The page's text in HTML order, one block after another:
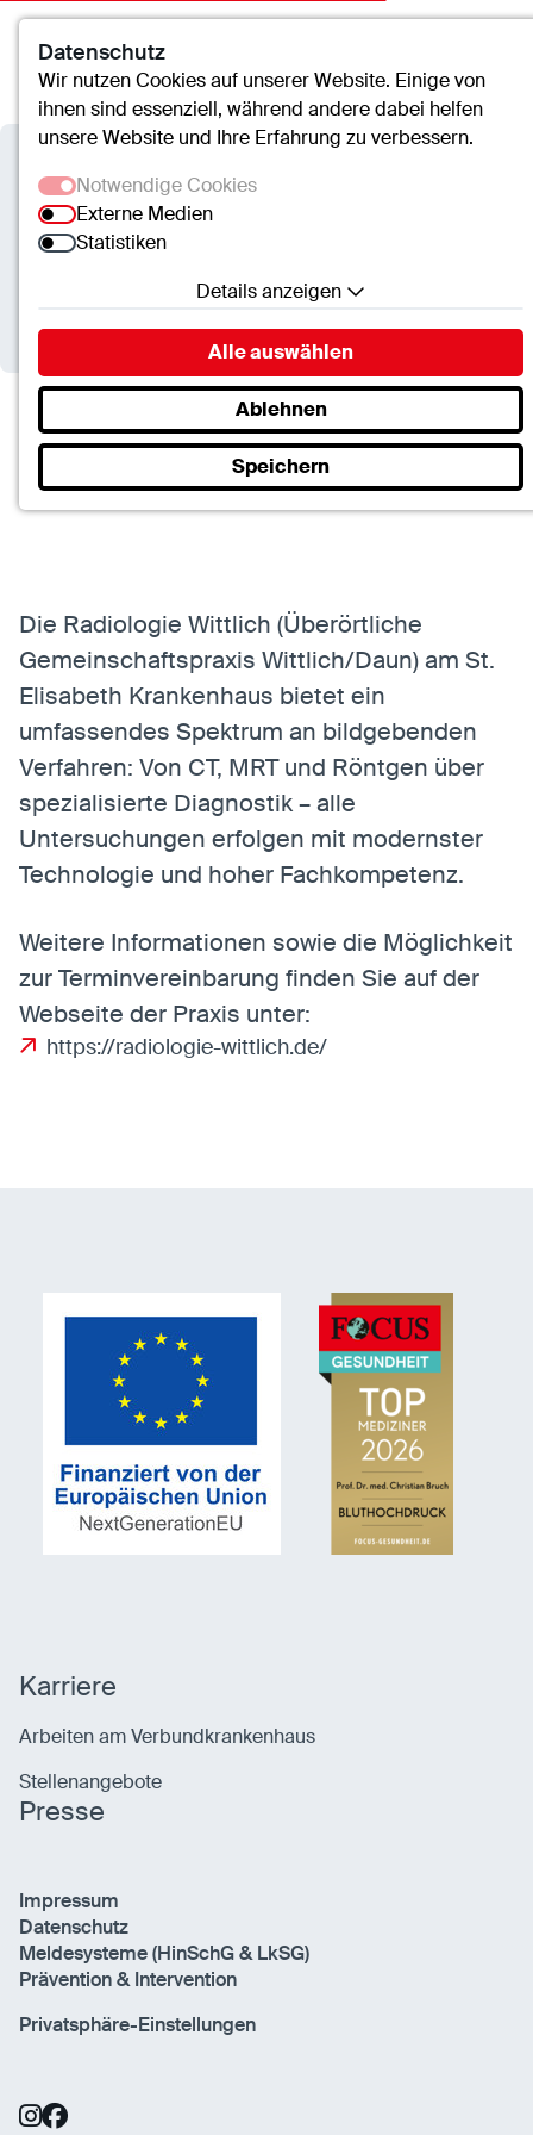
Kontakt Suche Menü
Radiologie (Praxis)
Verbundkrankenhaus
Bernkastel/Wittlich
Verbundkrankenhaus Bernkastel/Wittlich
Fachrichtungen & Zentren
Radiologie (Praxis)
Die Radiologie Wittlich (Überörtliche
Gemeinschaftspraxis Wittlich/Daun) am St.
Elisabeth Krankenhaus bietet ein
umfassendes Spektrum an bildgebenden
Verfahren: Von CT, MRT und Röntgen über
spezialisierte Diagnostik – alle
Untersuchungen erfolgen mit modernster
Technologie und hoher Fachkompetenz.
Weitere Informationen sowie die Möglichkeit
zur Terminvereinbarung finden Sie auf der
Webseite der Praxis unter:
https://radiologie-wittlich.de/
Karriere
Arbeiten am Verbundkrankenhaus
Stellenangebote
Presse
Impressum
Datenschutz
Meldesysteme (HinSchG & LkSG)
Prävention & Intervention
Privatsphäre-Einstellungen
Datenschutz
Wir nutzen Cookies auf unserer Website. Einige von
ihnen sind essenziell, während andere dabei helfen
unsere Website und Ihre Erfahrung zu verbessern.
Notwendige Cookies
Externe Medien
Statistiken
Details anzeigen
Notwendige Cookies
Essenzielle Cookies ermöglichen grundlegende
Funktionen und sind für die einwandfreie Funktion
der Website erforderlich.
SC.Cookie
Name:mscookie
Cookie Laufzeit:2 Wochen
Externe Medien
Mit Ihrer Zustimmung erlauben Sie das Laden von
externen Medien.
Anbieter:Vimeo Inc.
Zweck: Verwendung um Vimeo-Videoinhalte zu
Youtube
Anbieter:
Youtube LLC
Zweck: Verwendung um Youtube-Videoinhalte zu
entsperren.
Matomo
Anbieter:Matomo
Alle auswählen
Ablehnen
Speichern